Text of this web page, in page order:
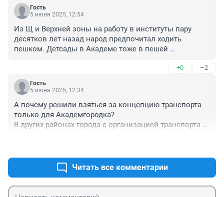
Гость
5 июня 2025, 12:54
Из Щ и Верхней зоны на работу в институты пару
десятков лет назад народ предпочитал ходить
пешком. Детсады в Академе тоже в пешей
Новые ЖК для научных сотрудников на бульваре
Молодежи тоже на таком же расстоянии.
Надо давать рекомендации, чтобы народ в мозгах
+0 –2
Гость
5 июня 2025, 12:34
А почему решили взяться за концепцию транспорта
только для Академгородка?
В других районах города с организацией транспорта и
Читать все комментарии